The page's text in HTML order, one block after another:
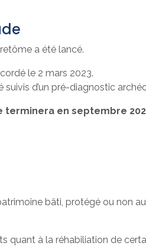
a été lancé.
le 2 mars 2023.
d’un pré-diagnostic
terminera en septembre
bâti, protégé ou non
quant à la réhabiliation de